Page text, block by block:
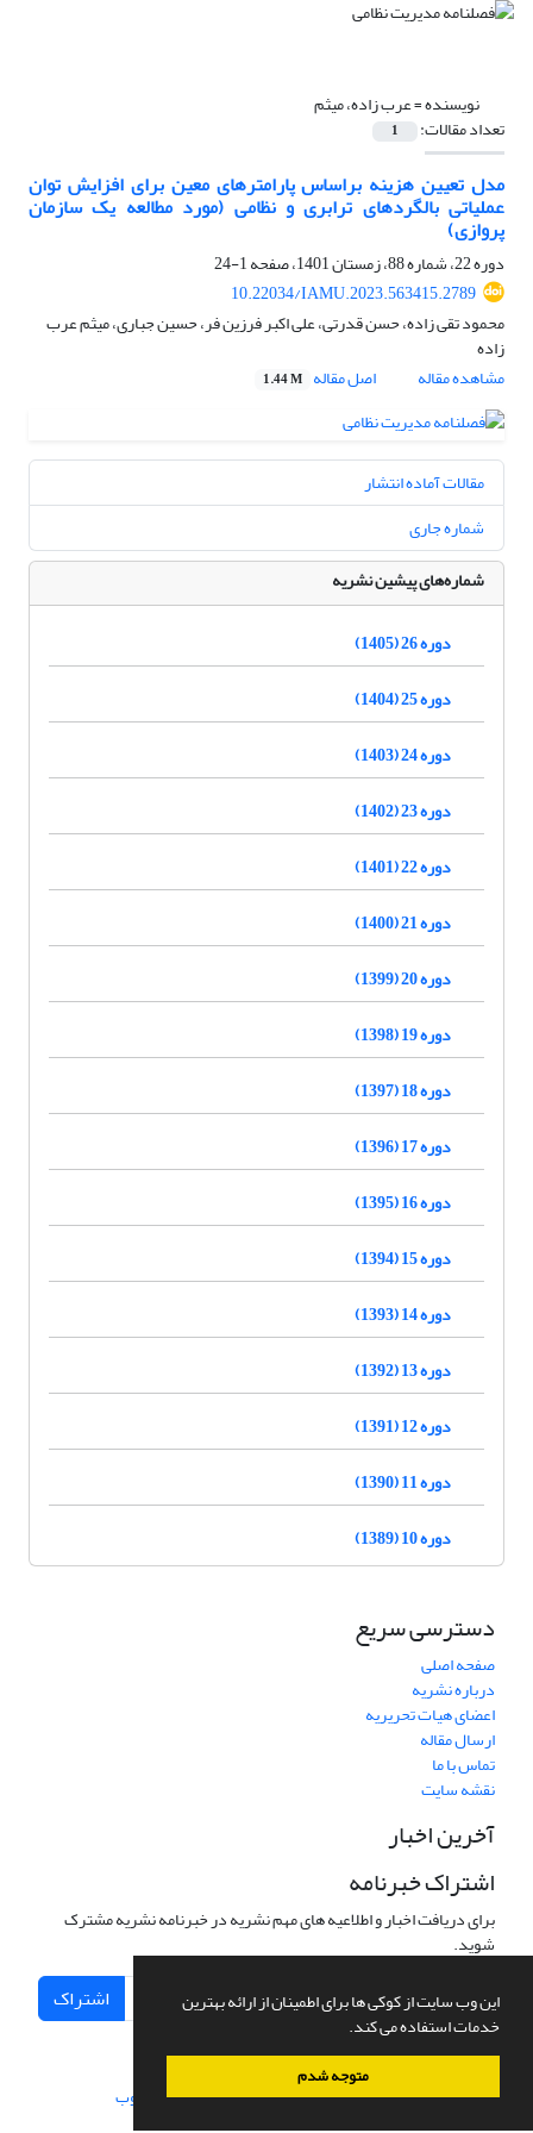
این وب سایت از کوکی ها برای اطمینان از ارائه بهترین
خدمات استفاده می کند.
متوجه شدم
نویسنده =عرب زاده، میثم
تعداد مقالات: 1
مدل تعیین هزینه براساس پارامترهای معین برای افزایش توان
عملیاتی بالگردهای ترابری و نظامی (مورد مطالعه یک سازمان
پروازی)
دوره 22، شماره 88، زمستان 1401، صفحه
1-24
10.22034/IAMU.2023.563415.2789
محمود تقی زاده، حسن قدرتی، علی اکبر فرزین فر، حسین جباری، میثم عرب
زاده
مشاهده مقاله
اصل مقاله 1.44 M
مقالات آماده انتشار
شماره جاری
شماره‌های پیشین نشریه
دوره 26 (1405)
دوره 25 (1404)
دوره 24 (1403)
دوره 23 (1402)
دوره 22 (1401)
دوره 21 (1400)
دوره 20 (1399)
دوره 19 (1398)
دوره 18 (1397)
دوره 17 (1396)
دوره 16 (1395)
دوره 15 (1394)
دوره 14 (1393)
دوره 13 (1392)
دوره 12 (1391)
دوره 11 (1390)
دوره 10 (1389)
دسترسی سریع
صفحه اصلی
درباره نشریه
اعضای هیات تحریریه
ارسال مقاله
تماس با ما
نقشه سایت
آخرین اخبار
اشتراک خبرنامه
برای دریافت اخبار و اطلاعیه های مهم نشریه در خبرنامه نشریه مشترک
شوید.
اشتراک
سامانه مدیریت نشریات علمی.طراحی و پیاده سازی از سیناوب